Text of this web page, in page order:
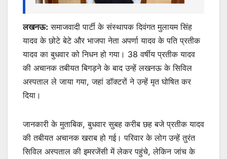
लखनऊ: समाजवादी पार्टी के संस्थापक दिवंगत मुलायम सिंह
यादव के छोटे बेटे और भाजपा नेता अपर्णा यादव के पति प्रतीक
यादव का बुधवार को निधन हो गया। 38 वर्षीय प्रतीक यादव
की अचानक तबीयत बिगड़ने के बाद उन्हें लखनऊ के सिविल
अस्पताल ले जाया गया, जहां डॉक्टरों ने उन्हें मृत घोषित कर
दिया।
जानकारी के मुताबिक, बुधवार सुबह करीब छह बजे प्रतीक यादव
की तबीयत अचानक खराब हो गई। परिवार के लोग उन्हें तुरंत
सिविल अस्पताल की इमरजेंसी में लेकर पहुंचे, लेकिन जांच के